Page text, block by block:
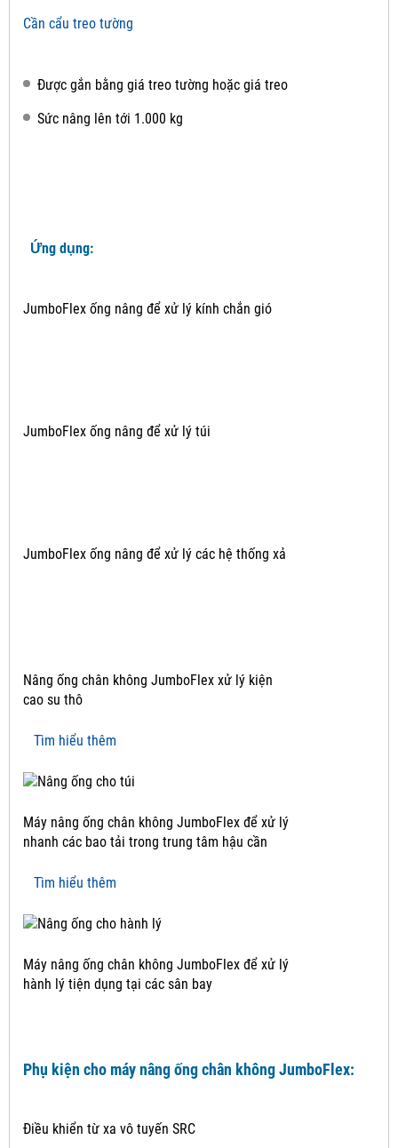
Cần cẩu treo tường
Được gắn bằng giá treo tường hoặc giá treo
Sức nâng lên tới 1.000 kg
Ứng dụng:
JumboFlex ống nâng để xử lý kính chắn gió
JumboFlex ống nâng để xử lý túi
JumboFlex ống nâng để xử lý các hệ thống xả
Nâng ống chân không JumboFlex xử lý kiện
cao su thô
Tìm hiểu thêm
Máy nâng ống chân không JumboFlex để xử lý
nhanh các bao tải trong trung tâm hậu cần
Tìm hiểu thêm
Máy nâng ống chân không JumboFlex để xử lý
hành lý tiện dụng tại các sân bay
Phụ kiện cho máy nâng ống chân không JumboFlex:
Điều khiển từ xa vô tuyến SRC